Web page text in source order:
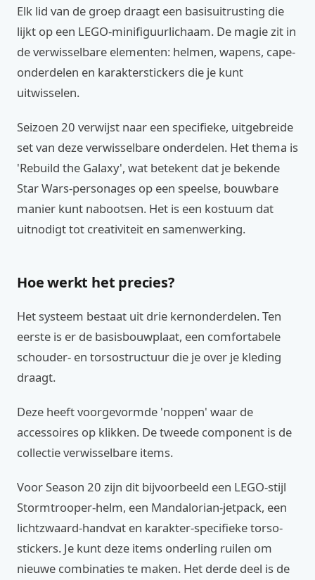
Elk lid van de groep draagt een basisuitrusting die
lijkt op een LEGO-minifiguurlichaam. De magie zit in
de verwisselbare elementen: helmen, wapens, cape-
onderdelen en karakterstickers die je kunt
uitwisselen.
Seizoen 20 verwijst naar een specifieke, uitgebreide
set van deze verwisselbare onderdelen. Het thema is
'Rebuild the Galaxy', wat betekent dat je bekende
Star Wars-personages op een speelse, bouwbare
manier kunt nabootsen. Het is een kostuum dat
uitnodigt tot creativiteit en samenwerking.
Hoe werkt het precies?
Het systeem bestaat uit drie kernonderdelen. Ten
eerste is er de basisbouwplaat, een comfortabele
schouder- en torsostructuur die je over je kleding
draagt.
Deze heeft voorgevormde 'noppen' waar de
accessoires op klikken. De tweede component is de
collectie verwisselbare items.
Voor Season 20 zijn dit bijvoorbeeld een LEGO-stijl
Stormtrooper-helm, een Mandalorian-jetpack, een
lichtzwaard-handvat en karakter-specifieke torso-
stickers. Je kunt deze items onderling ruilen om
nieuwe combinaties te maken. Het derde deel is de